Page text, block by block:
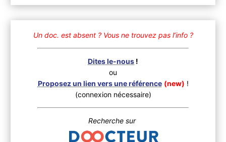
Un doc. est absent ? Vous ne trouvez pas l’info ?
Dites le-nous !
ou
Proposez un lien vers une référence (new) !
(connexion nécessaire)
Recherche sur